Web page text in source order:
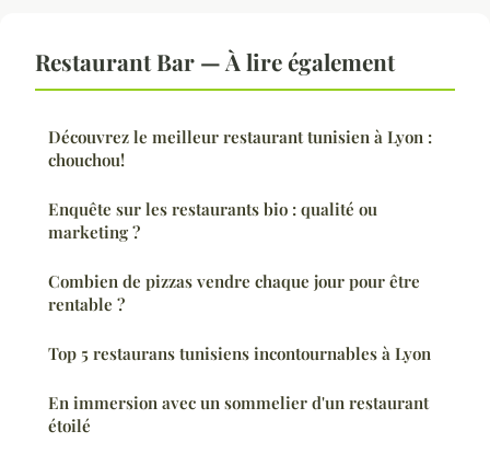
Restaurant Bar — À lire également
Découvrez le meilleur restaurant tunisien à Lyon :
chouchou!
Enquête sur les restaurants bio : qualité ou
marketing ?
Combien de pizzas vendre chaque jour pour être
rentable ?
Top 5 restaurans tunisiens incontournables à Lyon
En immersion avec un sommelier d'un restaurant
étoilé